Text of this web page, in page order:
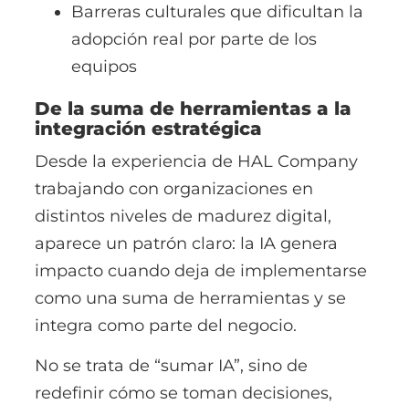
Barreras culturales que dificultan la
adopción real por parte de los
equipos
De la suma de herramientas a la
integración estratégica
Desde la experiencia de HAL Company
trabajando con organizaciones en
distintos niveles de madurez digital,
aparece un patrón claro: la IA genera
impacto cuando deja de implementarse
como una suma de herramientas y se
integra como parte del negocio.
No se trata de “sumar IA”, sino de
redefinir cómo se toman decisiones,